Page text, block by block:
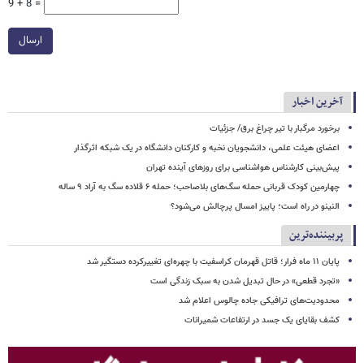
9 + 8 =
ارسال
آخرین اخبار
برخورد مرگبار با تیر چراغ برق/ جزئیات
اعضای هیئت علمی، دانشجویان نخبه و کارکنان دانشگاه در یک شبکه‌ اثرگذار
پیش‌بینی کارشناس هواشناسی برای روزهای آینده تهران
چهارمین کودک قربانی حمله سگ‌های بلاصاحب؛ حمله ۶ قلاده سگ به آراد ۹ ساله
النینو در راه است؛ پاییز امسال پرچالش می‌شود؟
پربیننده‌ترین
پایان ۱۱ ماه فرار؛ قاتل قهرمان کراسفیت با چهره‌ای تغییرکرده دستگیر شد
«تجرد قطعی» در حال تبدیل شدن به سبک زندگی است
محدودیت‌های ترافیکی جاده چالوس اعلام شد
کشف بقایای یک جسد در ارتفاعات شمیرانات